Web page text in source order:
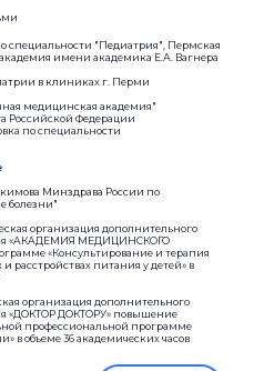
специальности "Педиатрия", Пермская
имени академика Е.А. Вагнера
в клиниках г. Перми
медицинская академия"
Российской Федерации
по специальности
Минздрава России по
болезни"
организация дополнительного
«АКАДЕМИЯ МЕДИЦИНСКОГО
«Консультирование и терапия
питания у детей» в
организация дополнительного
«ДОКТОР ДОКТОРУ» повышение
профессиональной программе
в объеме 36 академических часов